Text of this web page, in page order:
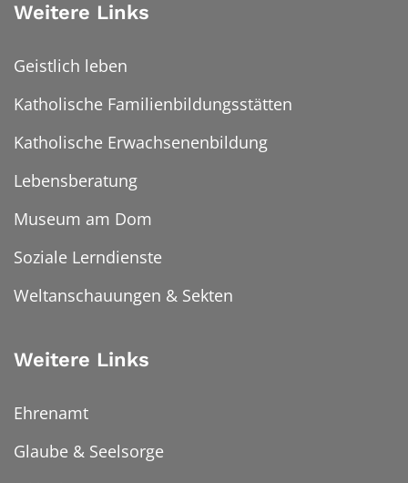
Weitere Links
Geistlich leben
Katholische Familienbildungsstätten
Katholische Erwachsenenbildung
Lebensberatung
Museum am Dom
Soziale Lerndienste
Weltanschauungen & Sekten
Weitere Links
Ehrenamt
Glaube & Seelsorge